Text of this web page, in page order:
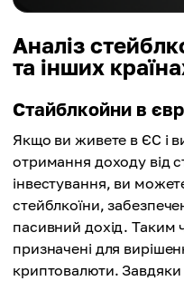
Аналіз
та інших
Стайблкойни в
Якщо ви живете в ЄС і
отримання доходу від
інвестування, ви
стейблкоїни,
пасивний дохід.
призначені для
криптовалюти. Завдяки